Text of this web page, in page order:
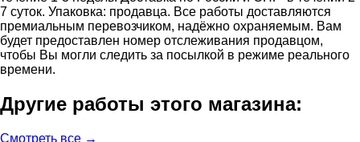
7 суток. Упаковка: продавца. Все работы доставляются
премиальным перевозчиком, надёжно охраняемым. Вам
будет предоставлен номер отслеживания продавцом,
чтобы Вы могли следить за посылкой в режиме реального
времени.
Другие работы этого магазина:
Смотреть все →